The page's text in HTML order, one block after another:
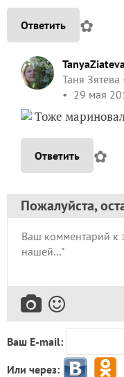
Ответить ✿
Таня Зятева
29 мая
Тоже
Ответить ✿
Пожалуйста,
Ваш E-mail:
Или через: